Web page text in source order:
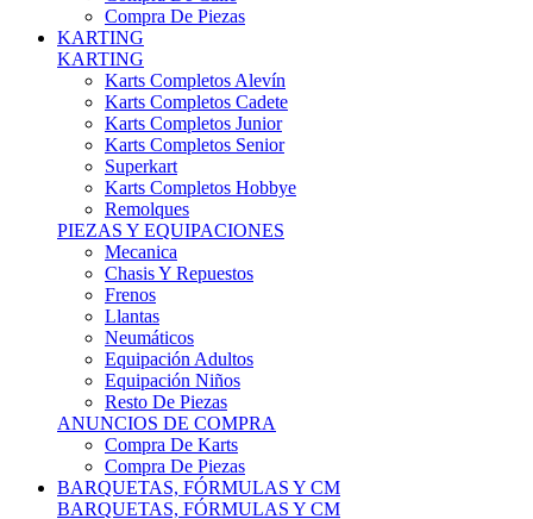
KARTING
KARTING
Karts Completos Alevín
Karts Completos Cadete
Karts Completos Junior
Karts Completos Senior
Superkart
Karts Completos Hobbye
Remolques
PIEZAS Y EQUIPACIONES
Mecanica
Chasis Y Repuestos
Frenos
Llantas
Neumáticos
Equipación Adultos
Equipación Niños
Resto De Piezas
ANUNCIOS DE COMPRA
Compra De Karts
Compra De Piezas
BARQUETAS, FÓRMULAS Y CM
BARQUETAS, FÓRMULAS Y CM
Barquetas